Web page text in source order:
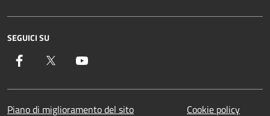
SEGUICI SU
Facebook Twitter
Piano di miglioramento del sito Cookie policy